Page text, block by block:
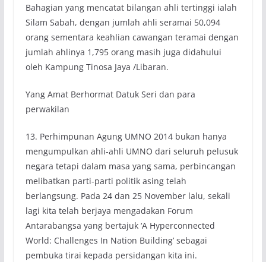
Bahagian yang mencatat bilangan ahli tertinggi ialah
Silam Sabah, dengan jumlah ahli seramai 50,094
orang sementara keahlian cawangan teramai dengan
jumlah ahlinya 1,795 orang masih juga didahului
oleh Kampung Tinosa Jaya /Libaran.
Yang Amat Berhormat Datuk Seri dan para
perwakilan
13. Perhimpunan Agung UMNO 2014 bukan hanya
mengumpulkan ahli-ahli UMNO dari seluruh pelusuk
negara tetapi dalam masa yang sama, perbincangan
melibatkan parti-parti politik asing telah
berlangsung. Pada 24 dan 25 November lalu, sekali
lagi kita telah berjaya mengadakan Forum
Antarabangsa yang bertajuk ‘A Hyperconnected
World: Challenges In Nation Building’ sebagai
pembuka tirai kepada persidangan kita ini.